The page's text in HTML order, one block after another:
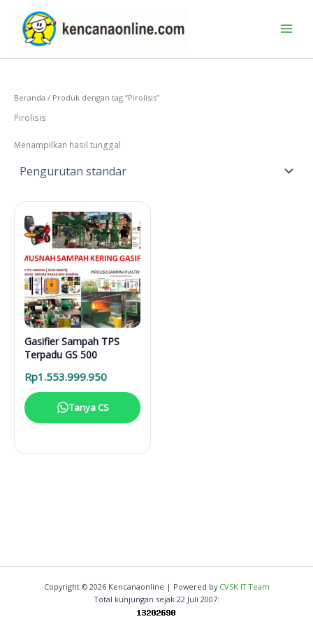
konten
Beranda / Produk dengan tag “Pirolisis”
Pirolisis
Menampilkan hasil tunggal
Gasifier Sampah TPS
Terpadu GS 500
Rp1.553.999.950
Tanya CS
Copyright © 2026 Kencanaonline | Powered by CVSK IT Team
Total kunjungan sejak 22 Juli 2007: